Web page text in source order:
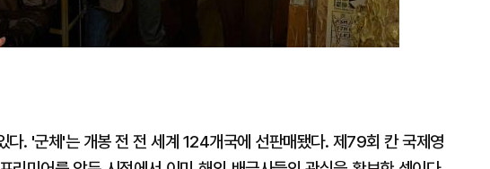
다. '군체'는 개봉 전 전 세계 124개국에 선판매됐다. 제79회 칸 국제영